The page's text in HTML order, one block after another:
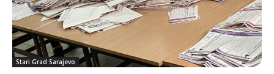
Stari Grad Sarajevo